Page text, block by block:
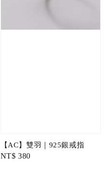
【AC】雙羽｜925銀戒指
Regular
NT$ 380